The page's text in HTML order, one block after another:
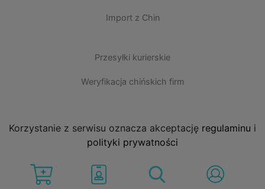
Import z Chin
Przesyłki kurierskie
Weryfikacja chińskich firm
Korzystanie z serwisu oznacza akceptację regulaminu i
polityki prywatności